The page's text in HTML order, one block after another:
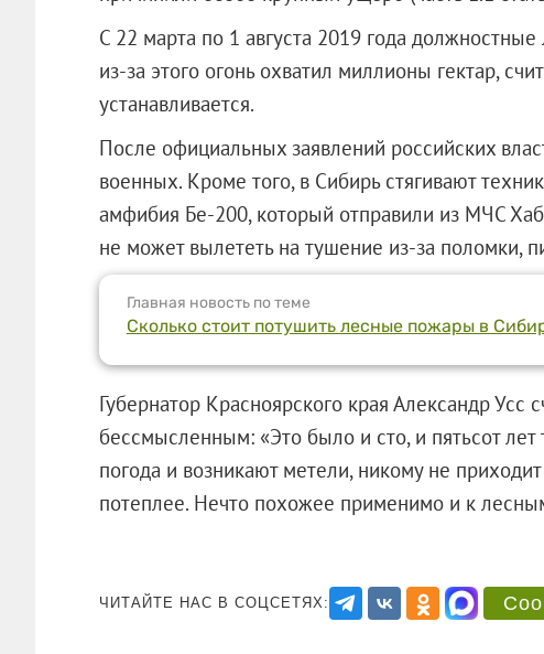
С 22 марта по 1 августа 2019 года
из-за этого огонь охватил миллионы гектар,
устанавливается.
После официальных заявлений российских
военных. Кроме того, в Сибирь стягивают
амфибия Бе-200, который отправили из МЧС
не может вылететь на тушение из-за поломки,
Главная новость по теме
Сколько стоит потушить лесные пожары в
Губернатор Красноярского края Александр Усс
бессмысленным: «Это было и сто, и пятьсот лет
погода и возникают метели, никому не
потеплее. Нечто похожее применимо и к
ЧИТАЙТЕ НАС В СОЦСЕТЯХ: